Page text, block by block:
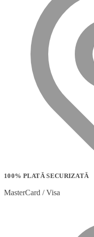
100% PLATĂ SECURIZATĂ
MasterCard / Visa